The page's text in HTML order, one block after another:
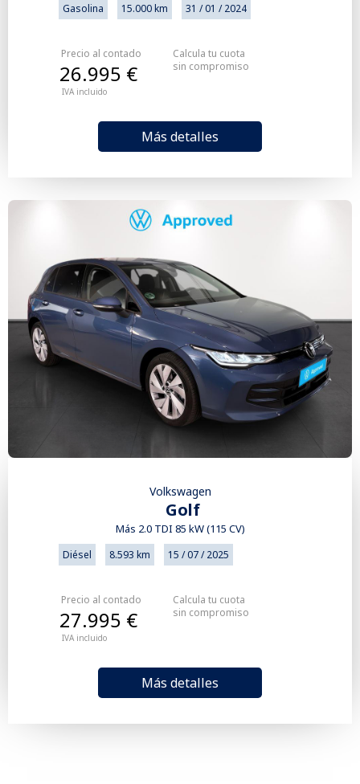
Gasolina 15.000 km 31 / 01 / 2024
Precio al contado
IVA incluido
26.995 €
Más detalles
Calcula tu cuota
sin compromiso
Volkswagen
Golf
Más 2.0 TDI 85 kW (115 CV)
Diésel 8.593 km 15 / 07 / 2025
Precio al contado
IVA incluido
27.995 €
Más detalles
Calcula tu cuota
sin compromiso